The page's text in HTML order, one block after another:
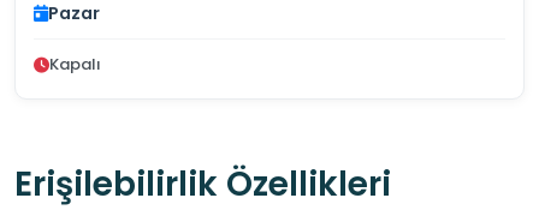
Pazar
Kapalı
Erişilebilirlik Özellikleri